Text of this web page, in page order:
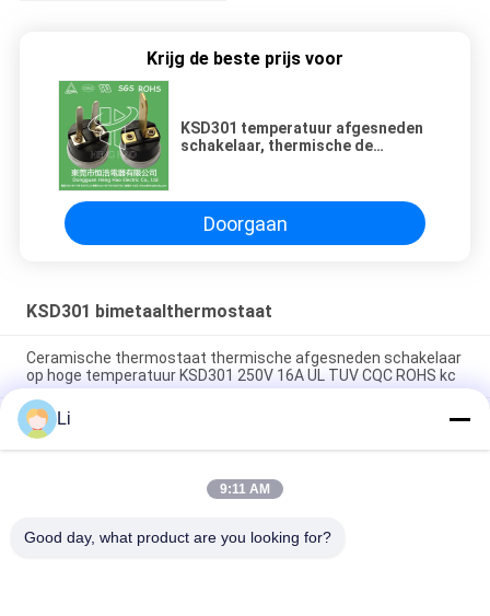
Krijg de beste prijs voor
KSD301 temperatuur afgesneden
schakelaar, thermische de
Doorgaan
KSD301 bimetaalthermostaat
Ceramische thermostaat thermische afgesneden schakelaar
op hoge temperatuur KSD301 250V 16A UL TUV CQC ROHS kc
De bimetaalthermostaten van de Schijf Onverwachte Actie,
lage temperatuur beperkten controleschakelaar H31 250V 10
13C
Onverwachte Actietype KSD301 Bimetaalthermostaatac
Li
9:11 AM
Good day, what product are you looking for?